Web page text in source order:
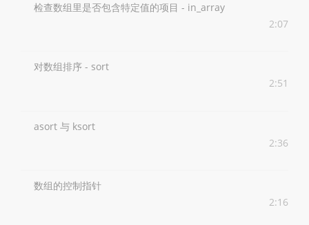
检查数组里是否包含特定值的项目 - in_array
2:07
对数组排序 - sort
2:51
asort 与 ksort
2:36
数组的控制指针
2:16